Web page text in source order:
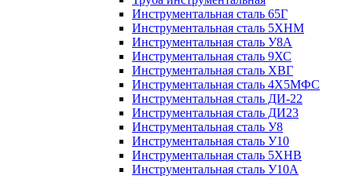
Инструментальная сталь 65Г
Инструментальная сталь 5ХНМ
Инструментальная сталь У8А
Инструментальная сталь 9ХС
Инструментальная сталь ХВГ
Инструментальная сталь 4Х5МФС
Инструментальная сталь ДИ-22
Инструментальная сталь ДИ23
Инструментальная сталь У8
Инструментальная сталь У10
Инструментальная сталь 5ХНВ
Инструментальная сталь У10А